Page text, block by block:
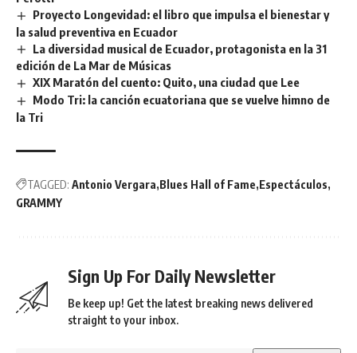
Proyecto Longevidad: el libro que impulsa el bienestar y
la salud preventiva en Ecuador
La diversidad musical de Ecuador, protagonista en la 31
edición de La Mar de Músicas
XIX Maratón del cuento: Quito, una ciudad que Lee
Modo Tri: la canción ecuatoriana que se vuelve himno de
la Tri
TAGGED: Antonio Vergara Blues Hall of Fame Espectáculos
GRAMMY
Sign Up For Daily Newsletter
Be keep up! Get the latest breaking news delivered
straight to your inbox.